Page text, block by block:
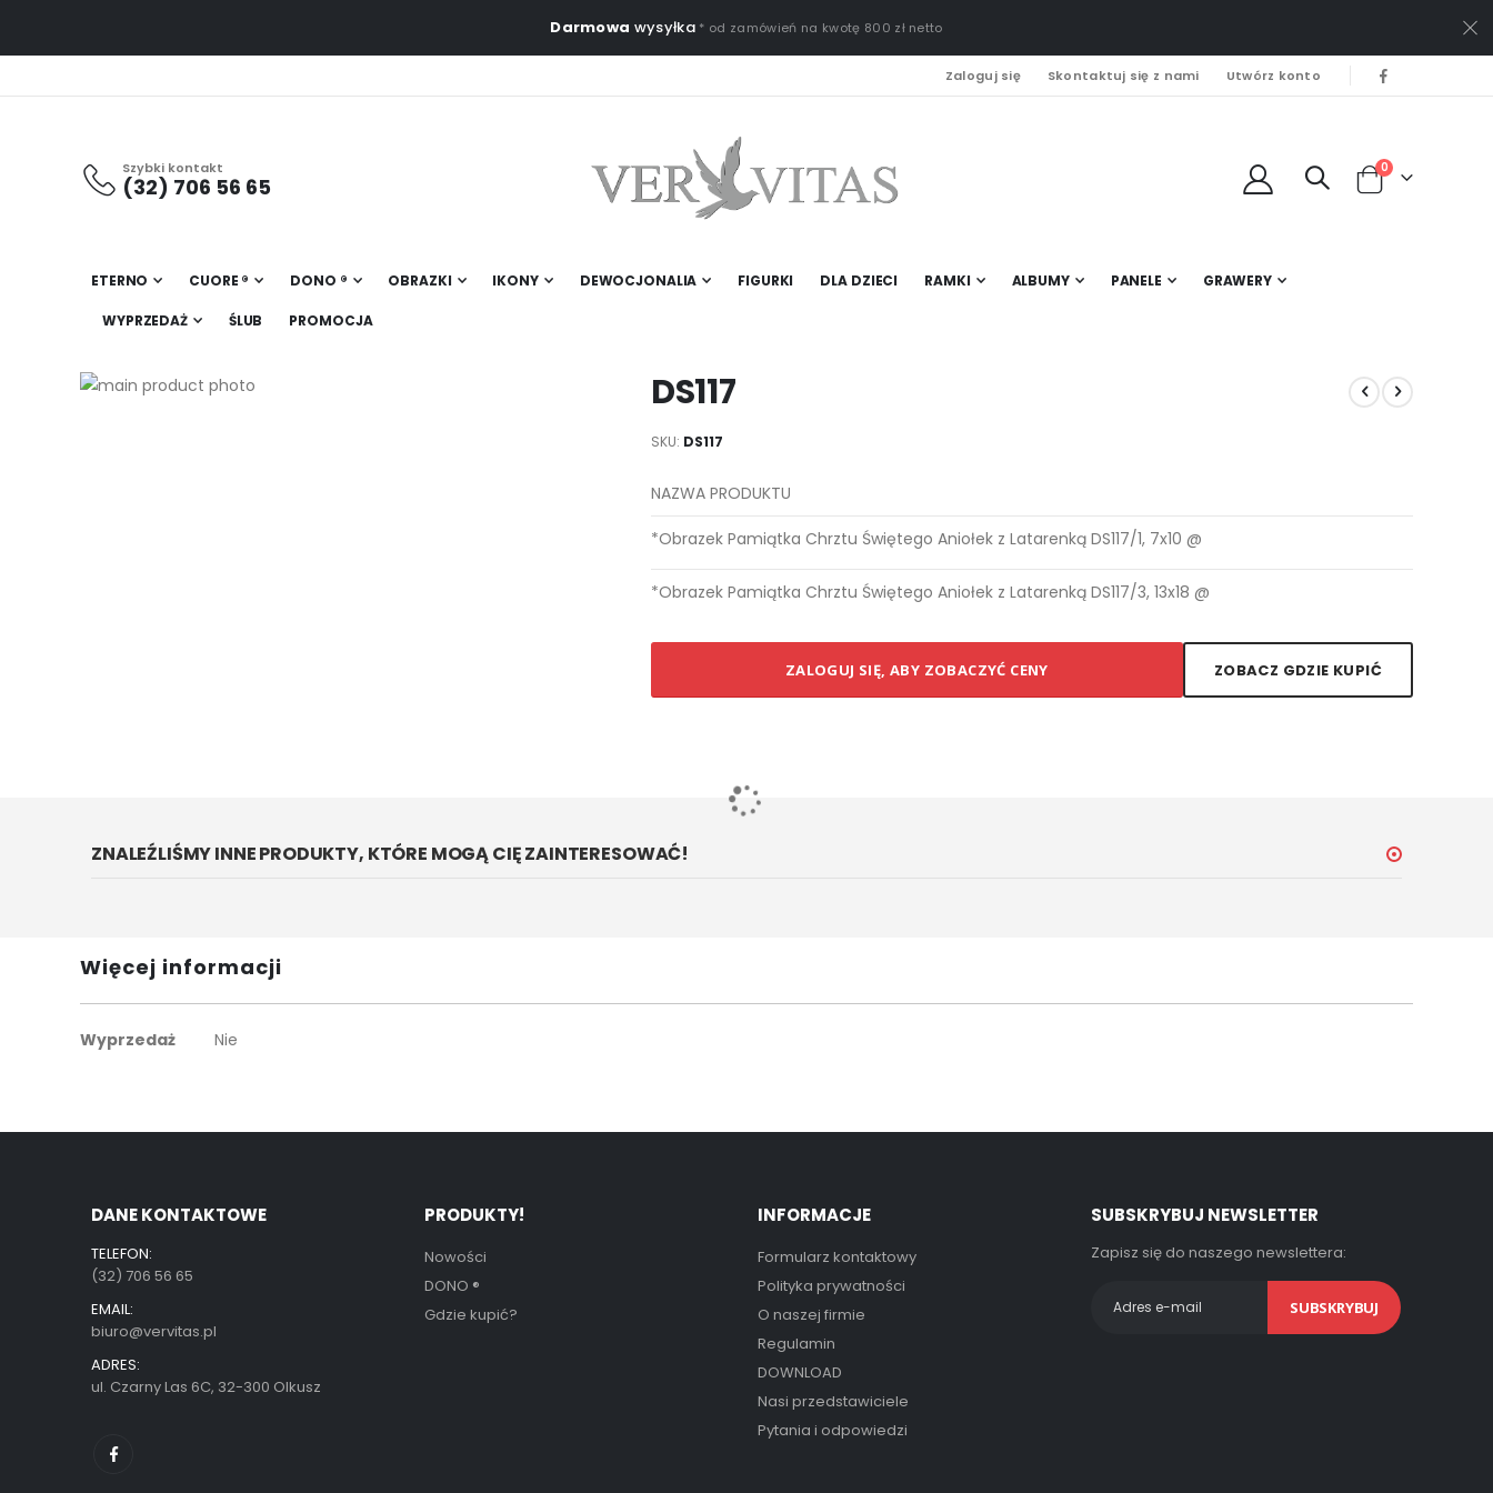
Darmowa wysyłka * od zamówień na kwotę 800 zł netto
Zaloguj się Skontaktuj się z nami Utwórz konto
Szybki kontakt
(32) 706 56 65 Cart
0
ETERNO CUORE ® DONO ® OBRAZKI IKONY DEWOCJONALIA FIGURKI DLA DZIECI RAMKI ALBUMY PANELE GRAWERY
WYPRZEDAŻ ŚLUB PROMOCJA
Przejdź
DS117
SKU DS117
Elementy
grupowanych
NAZWA PRODUKTU
*Obrazek Pamiątka Chrztu Świętego Aniołek z Latarenką DS117/1, 7x10 @
*Obrazek Pamiątka Chrztu Świętego Aniołek z Latarenką DS117/3, 13x18 @
ZALOGUJ SIĘ, ABY ZOBACZYĆ CENY ZOBACZ GDZIE KUPIĆ
ZNALEŹLIŚMY INNE PRODUKTY, KTÓRE MOGĄ CIĘ ZAINTERESOWAĆ!
Więcej informacji
Więcej
Wyprzedaż Nie
DANE KONTAKTOWE
TELEFON:
(32) 706 56 65
EMAIL:
biuro@vervitas.pl
ADRES:
ul. Czarny Las 6C, 32-300 Olkusz
PRODUKTY!
Nowości
DONO ®
Gdzie kupić?
INFORMACJE
Formularz kontaktowy
Polityka prywatności
O naszej firmie
Regulamin
DOWNLOAD
Nasi przedstawiciele
Pytania i odpowiedzi
SUBSKRYBUJ NEWSLETTER
Zapisz się do naszego newslettera:
SUBSKRYBUJ